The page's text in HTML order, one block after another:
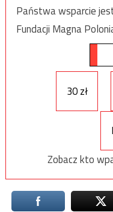
Państwa wsparcie
Fundacji Magna
30 zł
Zobacz kto